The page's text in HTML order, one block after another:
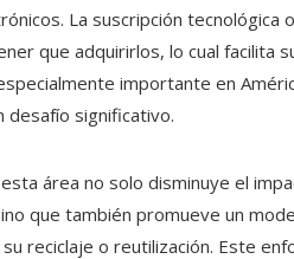
La suscripción
que adquirirlos, lo cual facilita
importante en
desafío significativo.
área no solo disminuye el
que también promueve un
reciclaje o reutilización. Este